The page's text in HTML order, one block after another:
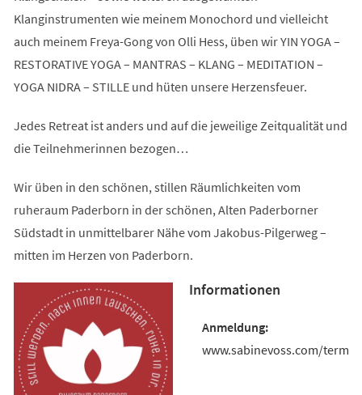
Klanginstrumenten wie meinem Monochord und vielleicht
auch meinem Freya-Gong von Olli Hess, üben wir YIN YOGA –
RESTORATIVE YOGA – MANTRAS – KLANG – MEDITATION –
YOGA NIDRA – STILLE und hüten unsere Herzensfeuer.
Jedes Retreat ist anders und auf die jeweilige Zeitqualität und
die Teilnehmerinnen bezogen…
Wir üben in den schönen, stillen Räumlichkeiten vom
ruheraum Paderborn in der schönen, Alten Paderborner
Südstadt in unmittelbarer Nähe vom Jakobus-Pilgerweg –
mitten im Herzen von Paderborn.
Informationen
www.sabinevoss.com/